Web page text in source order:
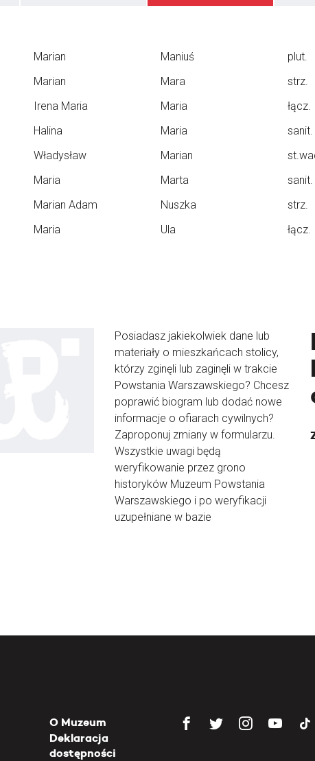
Marian Maniuś plut.
Marian Mara strz.
Irena Maria Maria łącz.
Halina Maria sanit.
Władysław Marian
Maria Marta sanit.
Marian Adam Nuszka strz.
Maria Ula łącz.
Posiadasz jakiekolwiek dane lub
materiały o mieszkańcach stolicy,
którzy zginęli lub zaginęli w trakcie
Powstania Warszawskiego? Chcesz
poprawić biogram lub dodać nowe
informacje o ofiarach cywilnych?
Zaproponuj zmiany w formularzu.
Wszystkie uwagi będą
weryfikowanie przez grono
historyków Muzeum Powstania
Warszawskiego i po weryfikacji
uzupełniane w bazie
O Muzeum
Deklaracja
dostępności